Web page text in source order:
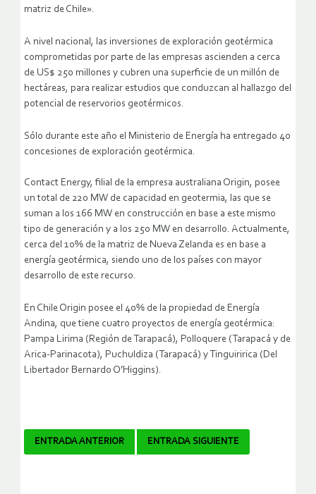
matriz de Chile».
A nivel nacional, las inversiones de exploración geotérmica
comprometidas por parte de las empresas ascienden a cerca
de US$ 250 millones y cubren una superficie de un millón de
hectáreas, para realizar estudios que conduzcan al hallazgo del
potencial de reservorios geotérmicos.
Sólo durante este año el Ministerio de Energía ha entregado 40
concesiones de exploración geotérmica.
Contact Energy, filial de la empresa australiana Origin, posee
un total de 220 MW de capacidad en geotermia, las que se
suman a los 166 MW en construcción en base a este mismo
tipo de generación y a los 250 MW en desarrollo. Actualmente,
cerca del 10% de la matriz de Nueva Zelanda es en base a
energía geotérmica, siendo uno de los países con mayor
desarrollo de este recurso.
En Chile Origin posee el 40% de la propiedad de Energía
Andina, que tiene cuatro proyectos de energía geotérmica:
Pampa Lirima (Región de Tarapacá), Polloquere (Tarapacá y de
Arica-Parinacota), Puchuldiza (Tarapacá) y Tinguiririca (Del
Libertador Bernardo O’Higgins).
Navegador
ENTRADA ANTERIOR ENTRADA SIGUIENTE